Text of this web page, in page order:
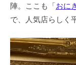
陣。ここも「おに
で、人気店らしく